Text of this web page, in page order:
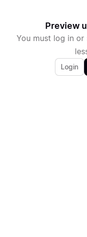
Preview
You must log in
Login